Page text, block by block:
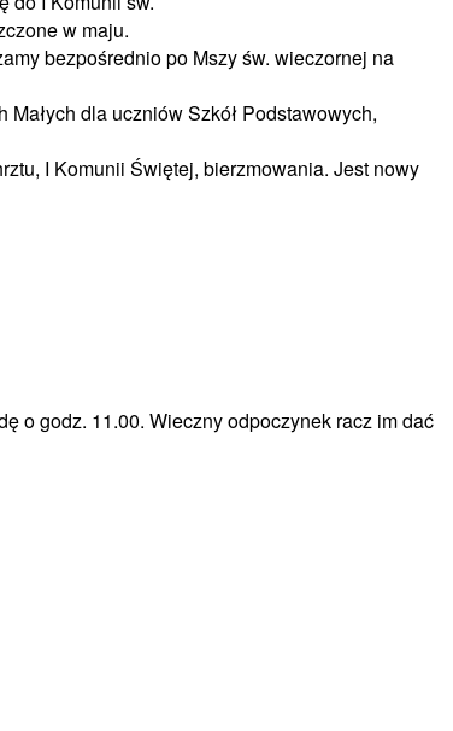
w maju.
bezpośrednio po Mszy św. wieczornej na
dla uczniów Szkół Podstawowych,
I Komunii Świętej, bierzmowania. Jest nowy
o godz. 11.00. Wieczny odpoczynek racz im dać